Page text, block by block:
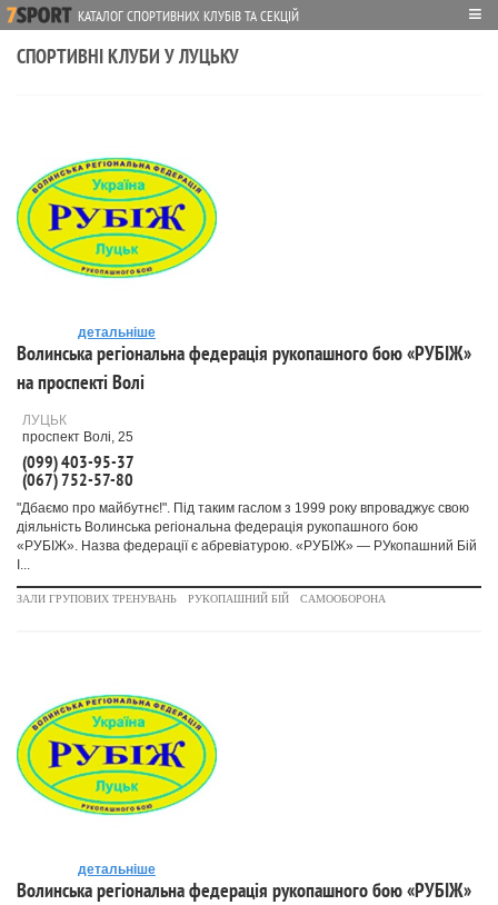
КАТАЛОГ СПОРТИВНИХ КЛУБІВ ТА СЕКЦІЙ ≡
СПОРТИВНІ КЛУБИ У ЛУЦЬКУ
детальніше
Волинська регіональна федерація рукопашного бою «РУБІЖ»
на проспекті Волі
ЛУЦЬК
проспект Волі, 25
(099) 403-95-37
(067) 752-57-80
"Дбаємо про майбутнє!". Під таким гаслом з 1999 року впроваджує свою
діяльність Волинська регіональна федерація рукопашного бою
«РУБІЖ». Назва федерації є абревіатурою. «РУБІЖ» — РУкопашний Бій
І...
ЗАЛИ ГРУПОВИХ ТРЕНУВАНЬ РУКОПАШНИЙ БІЙ САМООБОРОНА
детальніше
Волинська регіональна федерація рукопашного бою «РУБІЖ»